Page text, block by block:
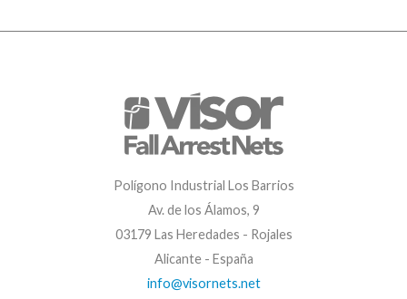
Polígono Industrial Los Barrios
Av. de los Álamos, 9
03179 Las Heredades - Rojales
Alicante - España
info@visornets.net